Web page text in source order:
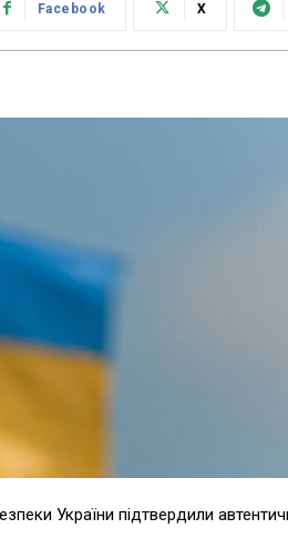
Facebook X
України підтвердили